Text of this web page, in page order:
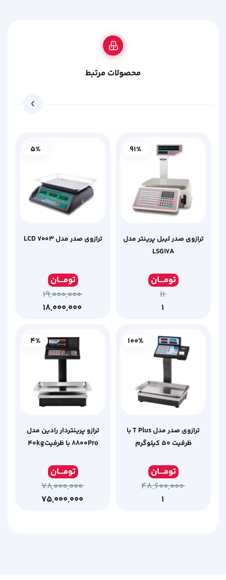
محصولات مرتبط
ترازوی صدر لیبل پرینتر مدل
LSG17A
تومـــان
۱۱
91%
ترازوی صدر مدل LCD ۷۰۰۳
تومـــان
۱۹,۰۰۰,۰۰۰
5%
ترازوی صدر مدل T Plus با
ظرفیت 50 کیلوگرم
تومـــان
۴۸,۶۰۰,۰۰۰
100%
ترازو پرینتردار رادین مدل
۸۸۰۰Pro با ظرفیت۴۰kg
تومـــان
۷۸,۰۰۰,۰۰۰
4%